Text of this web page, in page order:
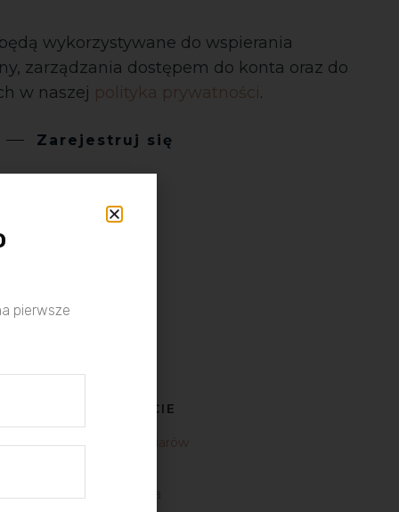
wykorzystywane do wspierania
zarządzania dostępem do konta oraz do
w naszej polityka prywatności.
Zarejestruj się
WSPARCIE
tabela rozmiarów
dostawa
pierwsze